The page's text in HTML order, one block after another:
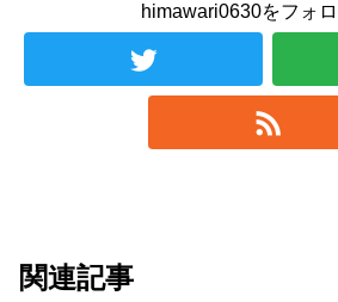
himawari0630をフォ
関連記事